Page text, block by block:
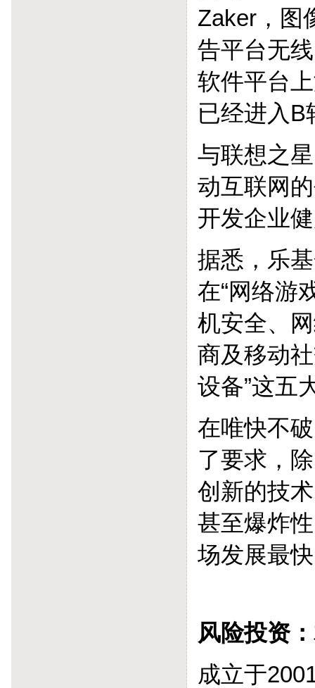
Zaker，图
告平台无
软件平台
已经进入B
与联想之
动互联网
开发企业
据悉，乐
在“网络游
机安全、
商及移动
设备”这五
在唯快不
了要求，
创新的技
甚至爆炸
场发展最
风险投资
成立于